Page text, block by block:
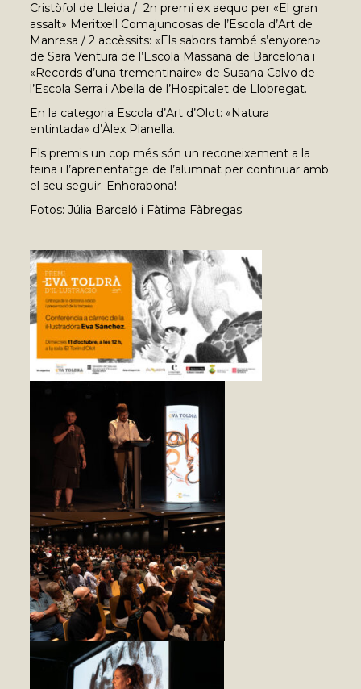
Cristòfol de Lleida / 2n premi ex aequo per «El gran
assalt» Meritxell Comajuncosas de l’Escola d’Art de
Manresa / 2 accèssits: «Els sabors també s’enyoren»
de Sara Ventura de l’Escola Massana de Barcelona i
«Records d’una trementinaire» de Susana Calvo de
l’Escola Serra i Abella de l’Hospitalet de Llobregat.
En la categoria Escola d’Art d’Olot: «Natura
entintada» d’Àlex Planella.
Els premis un cop més són un reconeixement a la
feina i l’aprenentatge de l’alumnat per continuar amb
el seu seguir. Enhorabona!
Fotos: Júlia Barceló i Fàtima Fàbregas